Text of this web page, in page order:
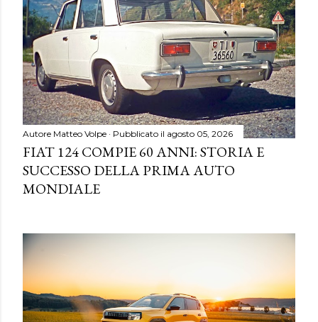
Autore Matteo Volpe Pubblicato il agosto 05, 2026
FIAT 124 COMPIE 60 ANNI: STORIA E
SUCCESSO DELLA PRIMA AUTO
MONDIALE